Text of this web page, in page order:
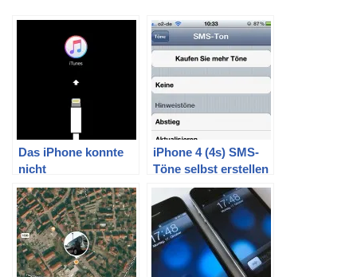
Das iPhone konnte
nicht
wiederhergestellt
werden. Ein
unbekannter Fehler
ist aufgetreten (9).
iPhone 4 (4s) SMS-
Töne selbst erstellen
Teil II